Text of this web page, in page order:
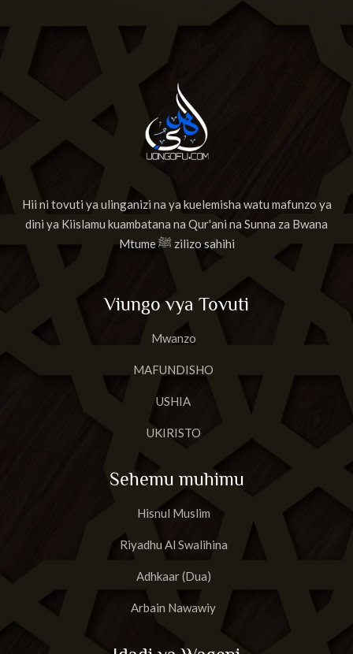
Hii ni tovuti ya ulinganizi na ya kuelemisha watu mafunzo ya
dini ya Kiislamu kuambatana na Qur'ani na Sunna za Bwana
Mtume ﷺ zilizo sahihi
Viungo vya Tovuti
Mwanzo
MAFUNDISHO
USHIA
UKIRISTO
Sehemu muhimu
Hisnul Muslim
Riyadhu Al Swalihina
Adhkaar (Dua)
Arbain Nawawiy